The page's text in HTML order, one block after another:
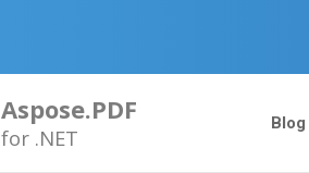
Aspose.PDF
for .NET
Blog